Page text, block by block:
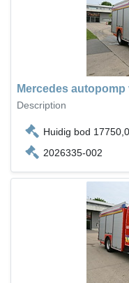
Mercedes
Description
Huidig bod
2026335-002